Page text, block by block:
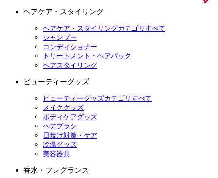
ヘアケア・スタイリング
ヘアケア・スタイリングカテゴリすべて
シャンプー
コンディショナー
トリートメント・ヘアパック
ヘアスタイリング
ビューティーグッズ
ビューティーグッズカテゴリすべて
メイクグッズ
ボディケアグッズ
ヘアブラシ
日焼け対策・ケア
冷温グッズ
美容器具
香水・フレグランス